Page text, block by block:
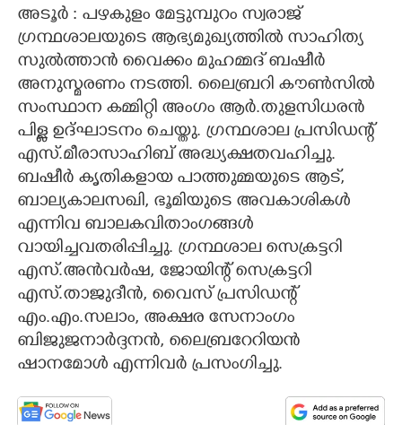
CARTOONS
LITERATURE
ZOOM
CONTACT US
അടൂർ : പഴകുളം മേട്ടുമ്പുറം സ്വരാജ്
ഗ്രന്ഥശാലയുടെ ആഭ്യമുഖ്യത്തിൽ സാഹിത്യ
സുൽത്താൻ വൈക്കം മുഹമ്മദ് ബഷീർ
അനുസ്മരണം നടത്തി. ലൈബ്രറി കൗൺസിൽ
സംസ്ഥാന കമ്മിറ്റി അംഗം ആർ.തുളസിധരൻ
പിള്ള ഉദ്ഘാടനം ചെയ്തു. ഗ്രന്ഥശാല പ്രസിഡന്റ്‌
എസ്.മീരാസാഹിബ് അദ്ധ്യക്ഷതവഹിച്ചു.
ബഷീർ കൃതികളായ പാത്തുമ്മയുടെ ആട്‌,
ബാല്യകാലസഖി, ഭൂമിയുടെ അവകാശികൾ
എന്നിവ ബാലകവിതാംഗങ്ങൾ
വായിച്ചവതരിപ്പിച്ചു. ഗ്രന്ഥശാല സെക്രട്ടറി
എസ്.അൻവർഷ, ജോയിന്റ് സെക്രട്ടറി
എസ്.താജുദീൻ, വൈസ് പ്രസിഡന്റ്‌
എം.എം.സലാം, അക്ഷര സേനാംഗം
ബിജുജനാർദ്ദനൻ, ലൈബ്രറേറിയൻ
ഷാനമോൾ എന്നിവർ പ്രസംഗിച്ചു.